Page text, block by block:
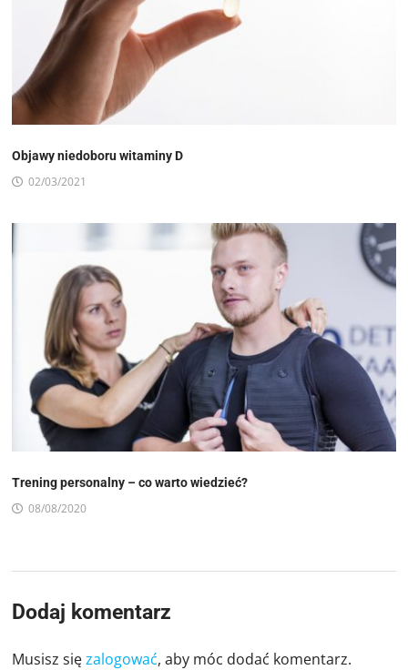
Objawy niedoboru witaminy D
02/03/2021
Trening personalny – co warto wiedzieć?
08/08/2020
Dodaj komentarz
Musisz sięzalogować, aby móc dodać komentarz.